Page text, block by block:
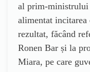
al prim-ministrului
alimentat incitarea
rezultat, făcând
Ronen Bar și la
Miara, pe care